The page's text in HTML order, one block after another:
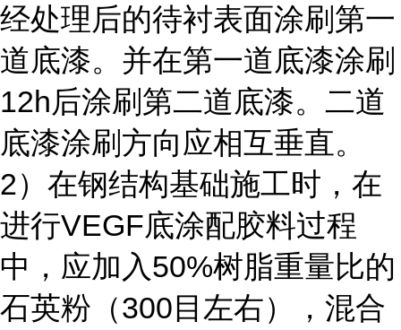
经处理后的待衬表面涂刷第一
道底漆。并在第一道底漆涂刷
12h后涂刷第二道底漆。二道
底漆涂刷方向应相互垂直。
2）在钢结构基础施工时，在
进行VEGF底涂配胶料过程
中，应加入50%树脂重量比的
石英粉（300目左右），混合